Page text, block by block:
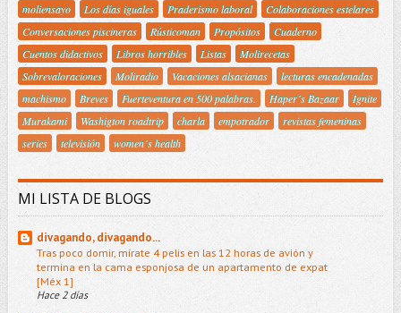
moliensayo
Los días iguales Praderismo laboral
Colaboraciones estelares
Conversaciones piscineras
Rústicoman Propósitos
Cuaderno
Cuentos didactivos
Libros horribles Listas
Molirecetas
Sobrevaloraciones
Moliradio Vacaciones alsacianas
lecturas encadenadas
machismo
Breves Fuerteventura en 500 palabras. Haper´s Bazaar
Ignite
Murakami
Washigton roadtrip charla empotrador
revistas femeninas
series
televisión women´s health
MI LISTA DE BLOGS
divagando, divagando...
Tras poco domir, mírate 4 pelis en las 12 horas de avión y
termina en la cama esponjosa de un apartamento de expat
[Méx 1]
Hace 2 días